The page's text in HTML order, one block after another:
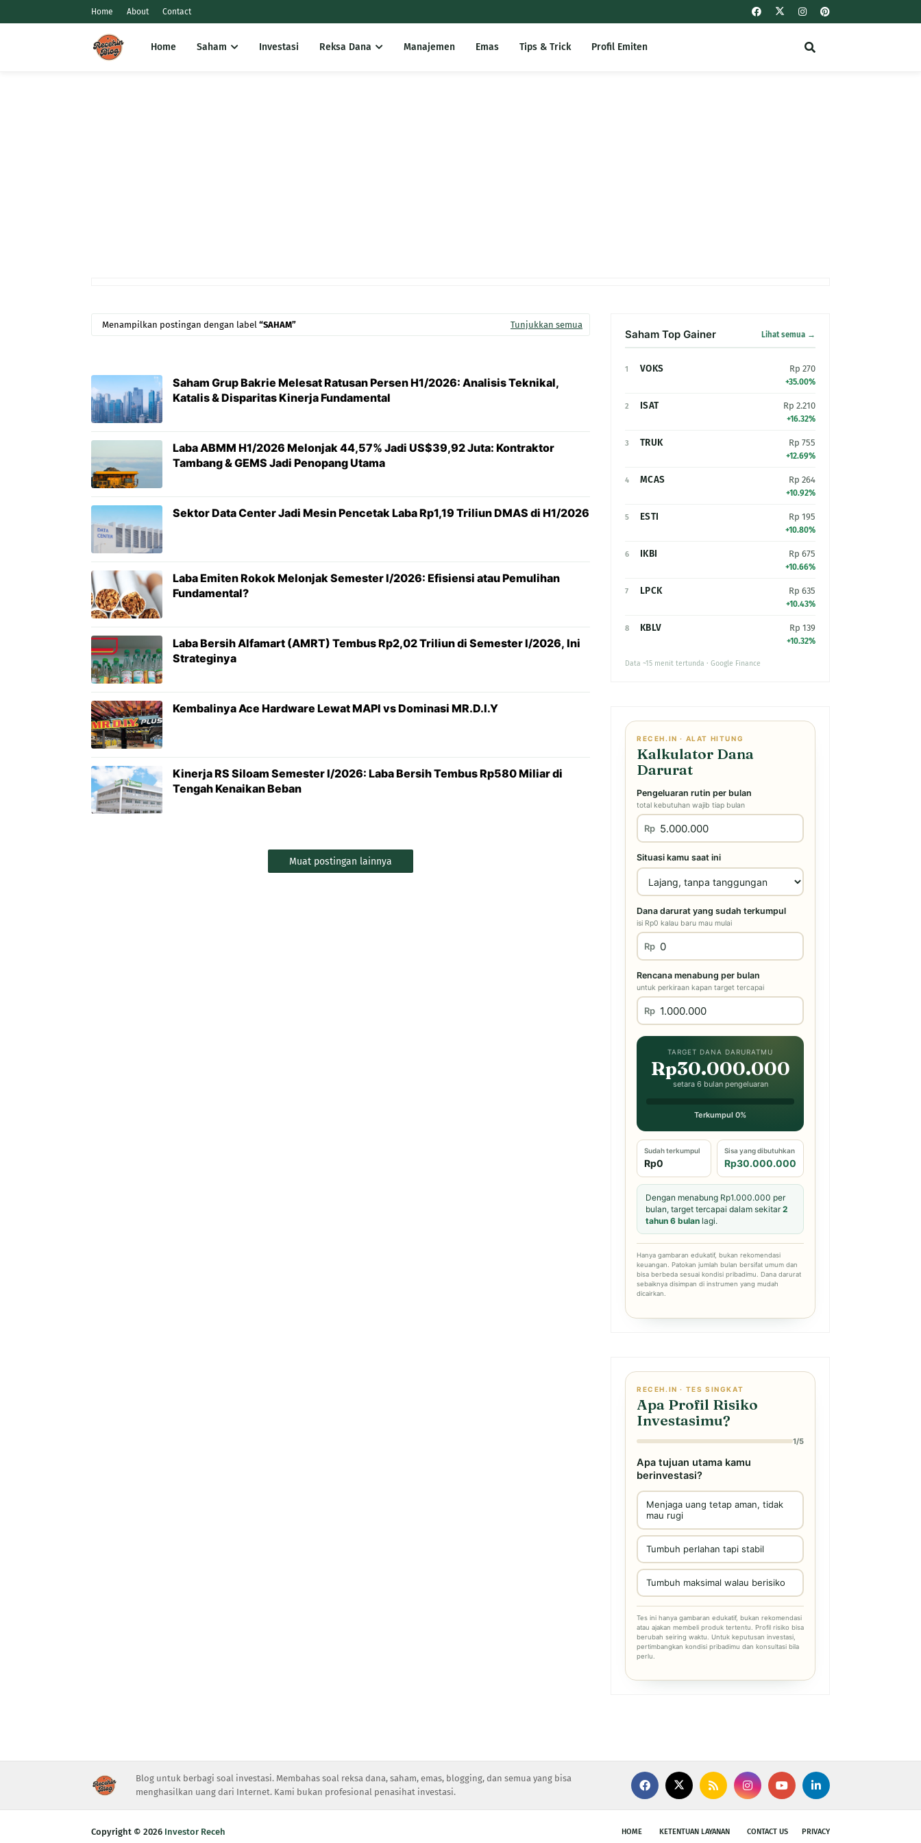
Home About Contact
Home Saham Investasi Reksa Dana Manajemen Emas Tips & Trick Profil Emiten
Menampilkan postingan dengan label SAHAM Tunjukkan semua
Saham Grup Bakrie Melesat Ratusan Persen H1/2026: Analisis Teknikal,
Katalis & Disparitas Kinerja Fundamental
Laba ABMM H1/2026 Melonjak 44,57% Jadi US$39,92 Juta: Kontraktor
Tambang & GEMS Jadi Penopang Utama
Sektor Data Center Jadi Mesin Pencetak Laba Rp1,19 Triliun DMAS di H1/2026
Laba Emiten Rokok Melonjak Semester I/2026: Efisiensi atau Pemulihan
Fundamental?
Laba Bersih Alfamart (AMRT) Tembus Rp2,02 Triliun di Semester I/2026, Ini
Strateginya
Kembalinya Ace Hardware Lewat MAPI vs Dominasi MR.D.I.Y
Kinerja RS Siloam Semester I/2026: Laba Bersih Tembus Rp580 Miliar di
Tengah Kenaikan Beban
Muat postingan lainnya
Saham Top Gainer Lihat semua →
1 VOKS Rp 270
+35.00%
2 ISAT Rp 2.210
+16.32%
3 TRUK Rp 755
+12.69%
4 MCAS Rp 264
+10.92%
5 ESTI Rp 195
+10.80%
6 IKBI Rp 675
+10.66%
7 LPCK Rp 635
+10.43%
8 KBLV Rp 139
+10.32%
Data ~15 menit tertunda · Google Finance
RECEH.IN · ALAT HITUNG
Kalkulator Dana
Darurat
Pengeluaran rutin per bulan
total kebutuhan wajib tiap bulan
Rp
Situasi kamu saat ini
Dana darurat yang sudah terkumpul
isi Rp0 kalau baru mau mulai
Rp
Rencana menabung per bulan
untuk perkiraan kapan target tercapai
Rp
TARGET DANA DARURATMU
Rp30.000.000
setara 6 bulan pengeluaran
Terkumpul 0%
Sudah terkumpul
Rp0
Sisa yang dibutuhkan
Rp30.000.000
Dengan menabung Rp1.000.000 per
bulan, target tercapai dalam sekitar2
tahun 6 bulan lagi.
Hanya gambaran edukatif, bukan rekomendasi
keuangan. Patokan jumlah bulan bersifat umum dan
bisa berbeda sesuai kondisi pribadimu. Dana darurat
sebaiknya disimpan di instrumen yang mudah
dicairkan.
RECEH.IN · TES SINGKAT
Apa Profil Risiko
Investasimu?
1/5
Apa tujuan utama kamu
berinvestasi?
Menjaga uang tetap aman, tidak
mau rugi
Tumbuh perlahan tapi stabil
Tumbuh maksimal walau berisiko
Tes ini hanya gambaran edukatif, bukan rekomendasi
atau ajakan membeli produk tertentu. Profil risiko bisa
berubah seiring waktu. Untuk keputusan investasi,
pertimbangkan kondisi pribadimu dan konsultasi bila
perlu.
Blog untuk berbagi soal investasi. Membahas soal reksa dana, saham, emas, blogging, dan semua yang bisa
menghasilkan uang dari Internet. Kami bukan profesional penasihat investasi.
HOME KETENTUAN LAYANAN CONTACT US PRIVACY
Copyright © 2026 Investor Receh